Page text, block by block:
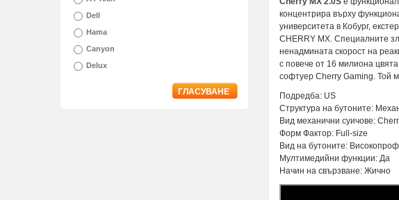
концентрира върху
университета в Кобург,
CHERRY MX. Специалните
ненадмината скорост на
с повече от 16 милиона
софтуер Cherry Gaming. Той
Подредба: US
Структура на бутоните:
Вид механични суичове:
Форм Фактор: Full-size
Вид на бутоните:
Мултимедийни функции: Да
Начин на свързване: Жично
Dell
Hama
Canyon
Delux
ГЛАСУВАНЕ